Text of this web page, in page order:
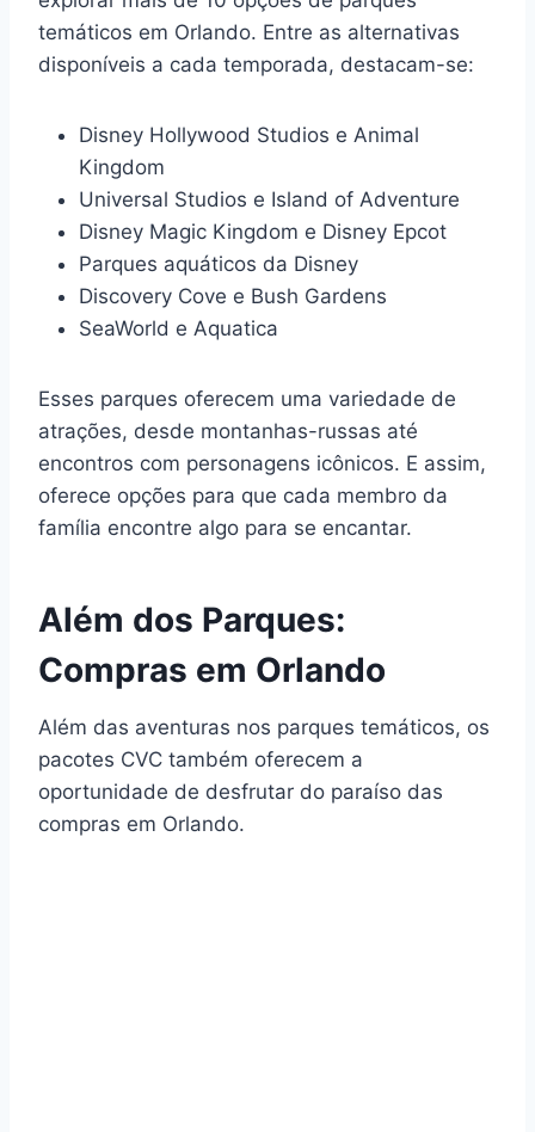
temáticos em Orlando. Entre as alternativas
disponíveis a cada temporada, destacam-se:
Disney Hollywood Studios e Animal
Kingdom
Universal Studios e Island of Adventure
Disney Magic Kingdom e Disney Epcot
Parques aquáticos da Disney
Discovery Cove e Bush Gardens
SeaWorld e Aquatica
Esses parques oferecem uma variedade de
atrações, desde montanhas-russas até
encontros com personagens icônicos. E assim,
oferece opções para que cada membro da
família encontre algo para se encantar.
Além dos Parques:
Compras em Orlando
Além das aventuras nos parques temáticos, os
pacotes CVC também oferecem a
oportunidade de desfrutar do paraíso das
compras em Orlando.